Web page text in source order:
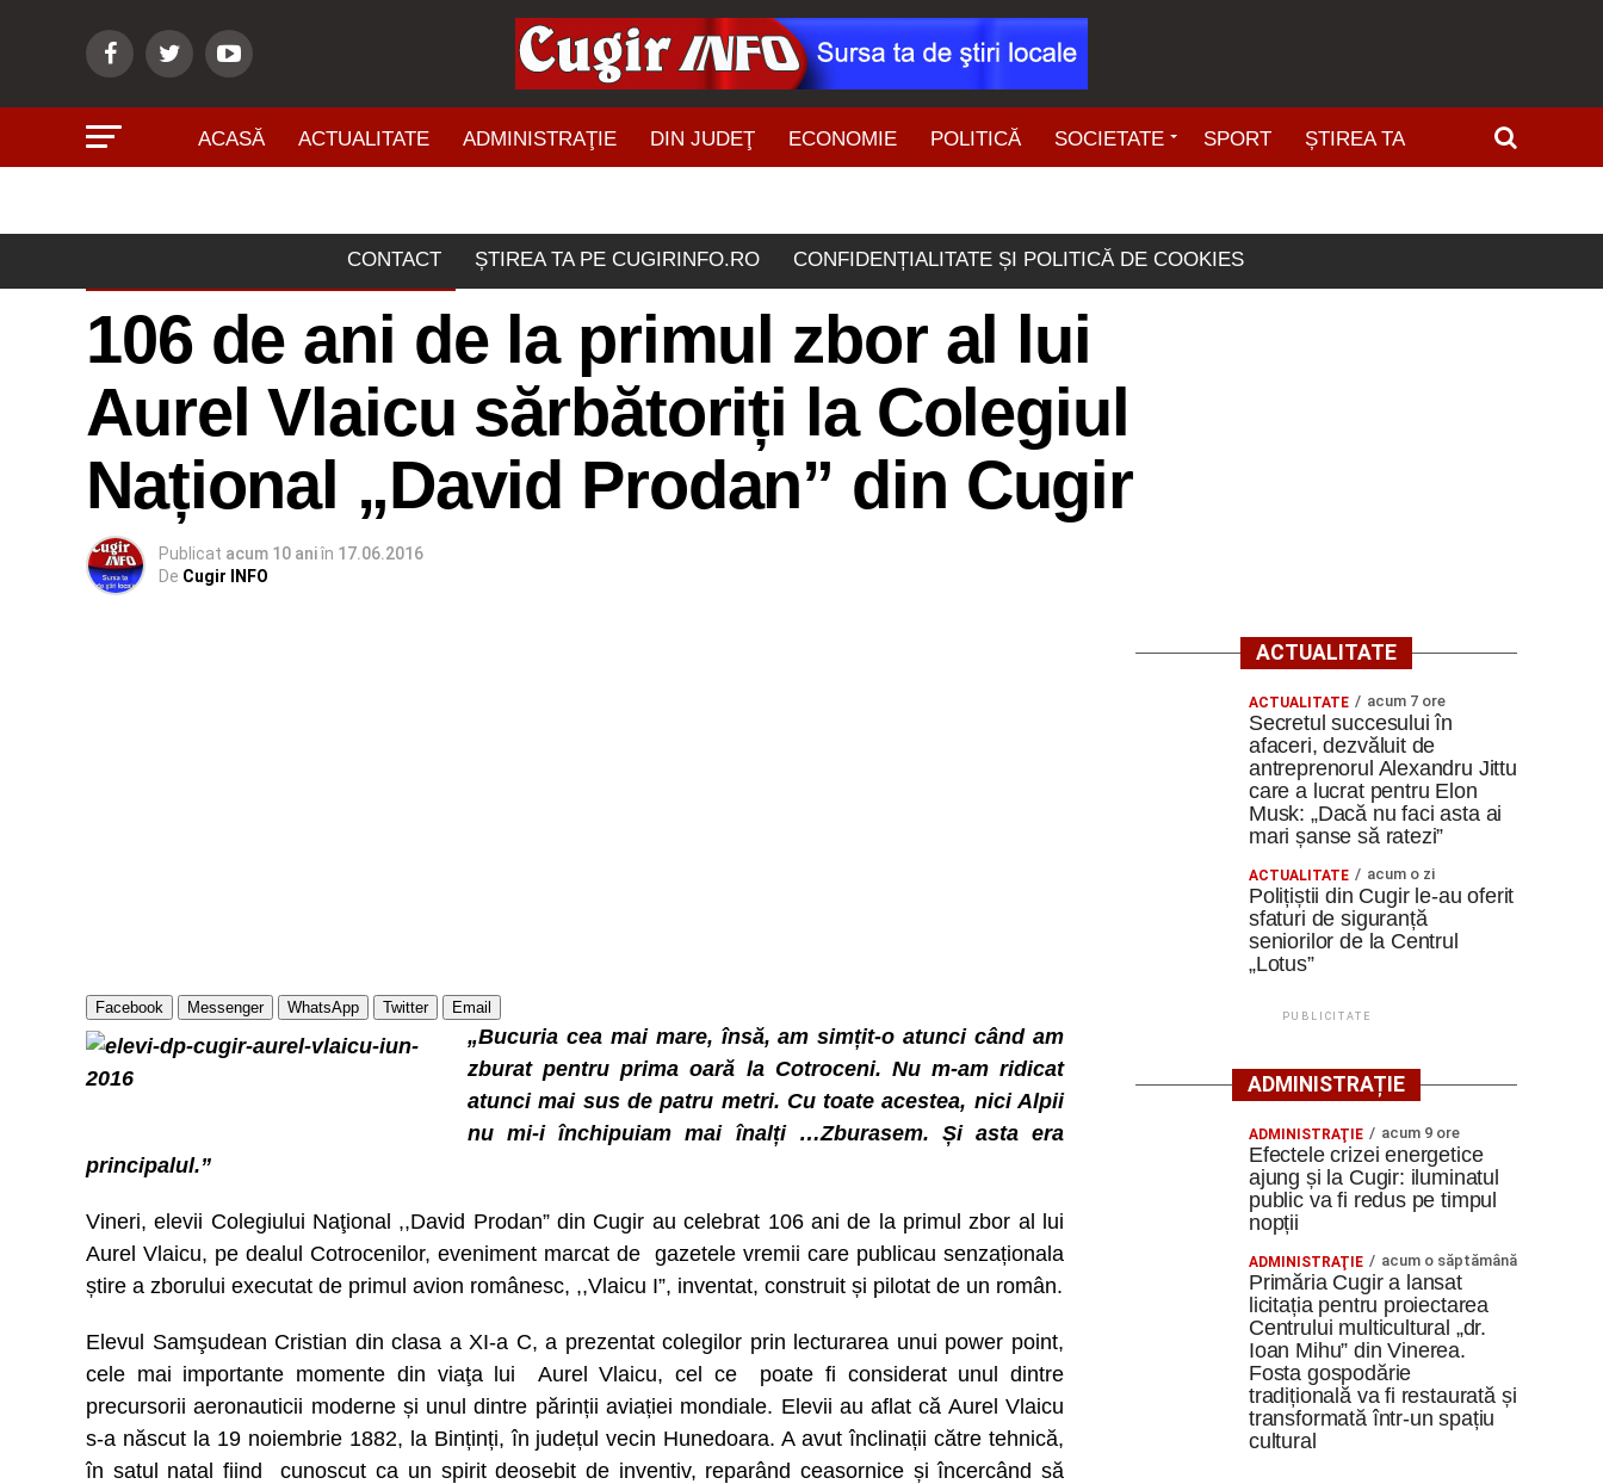
ACASĂ ACTUALITATE ADMINISTRAŢIE DIN JUDEŢ ECONOMIE POLITICĂ SOCIETATE SPORT ȘTIREA TA
CONTACT ȘTIREA TA PE CUGIRINFO.RO CONFIDENȚIALITATE ȘI POLITICĂ DE COOKIES
ÎNVĂŢĂMÂNT - CULTURĂ
106 de ani de la primul zbor al lui
Aurel Vlaicu sărbătoriți la Colegiul
Național „David Prodan” din Cugir
Publicat acum 10 aniîn 17.06.2016
De Cugir INFO
Facebook Messenger WhatsApp Twitter Email
„Bucuria cea mai mare, însă, am simțit-o atunci când am
zburat pentru prima oară la Cotroceni. Nu m-am ridicat
atunci mai sus de patru metri. Cu toate acestea, nici Alpii
nu mi-i închipuiam mai înalți …Zburasem. Și asta era
principalul.”
Vineri, elevii Colegiului Naţional ,,David Prodan” din Cugir au celebrat 106 ani de la primul zbor al lui
Aurel Vlaicu, pe dealul Cotrocenilor, eveniment marcat de gazetele vremii care publicau senzaționala
știre a zborului executat de primul avion românesc, ,,Vlaicu I”, inventat, construit și pilotat de un român.
Elevul Samşudean Cristian din clasa a XI-a C, a prezentat colegilor prin lecturarea unui power point,
cele mai importante momente din viaţa lui Aurel Vlaicu, cel ce poate fi considerat unul dintre
precursorii aeronauticii moderne și unul dintre părinții aviației mondiale. Elevii au aflat că Aurel Vlaicu
s-a născut la 19 noiembrie 1882, la Binținți, în județul vecin Hunedoara. A avut înclinații către tehnică,
în satul natal fiind cunoscut ca un spirit deosebit de inventiv, reparând ceasornice și încercând să
ACTUALITATE
ACTUALITATE acum 7 ore
Secretul succesului în
afaceri, dezvăluit de
antreprenorul Alexandru Jittu
care a lucrat pentru Elon
Musk: „Dacă nu faci asta ai
mari șanse să ratezi”
ACTUALITATE acum o zi
Polițiștii din Cugir le-au oferit
sfaturi de siguranță
seniorilor de la Centrul
„Lotus”
PUBLICITATE
ADMINISTRAȚIE
ADMINISTRAŢIE acum 9 ore
Efectele crizei energetice
ajung și la Cugir: iluminatul
public va fi redus pe timpul
nopții
ADMINISTRAŢIE acum o săptămână
Primăria Cugir a lansat
licitația pentru proiectarea
Centrului multicultural „dr.
Ioan Mihu” din Vinerea.
Fosta gospodărie
tradițională va fi restaurată și
transformată într-un spațiu
cultural